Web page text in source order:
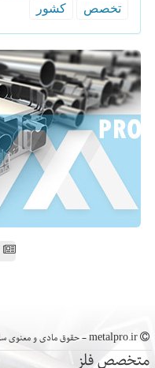
تخصص
كشور
متخصص فلز